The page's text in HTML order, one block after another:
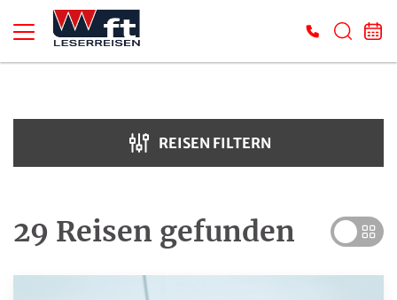
Suche verfeinern
Preis
REISEN FILTERN
29 Reisen gefunden